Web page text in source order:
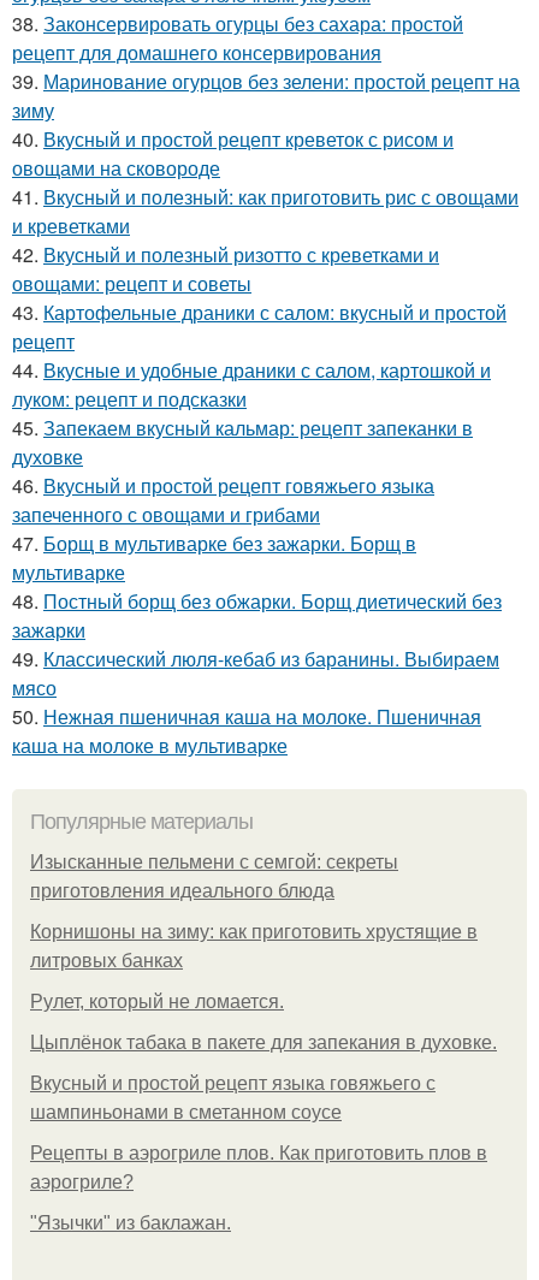
38. Законсервировать огурцы без сахара: простой
рецепт для домашнего консервирования
39. Маринование огурцов без зелени: простой рецепт на
зиму
40. Вкусный и простой рецепт креветок с рисом и
овощами на сковороде
41. Вкусный и полезный: как приготовить рис с овощами
и креветками
42. Вкусный и полезный ризотто с креветками и
овощами: рецепт и советы
43. Картофельные драники с салом: вкусный и простой
рецепт
44. Вкусные и удобные драники с салом, картошкой и
луком: рецепт и подсказки
45. Запекаем вкусный кальмар: рецепт запеканки в
духовке
46. Вкусный и простой рецепт говяжьего языка
запеченного с овощами и грибами
47. Борщ в мультиварке без зажарки. Борщ в
мультиварке
48. Постный борщ без обжарки. Борщ диетический без
зажарки
49. Классический люля-кебаб из баранины. Выбираем
мясо
50. Нежная пшеничная каша на молоке. Пшеничная
каша на молоке в мультиварке
Популярные материалы
Изысканные пельмени с семгой: секреты
приготовления идеального блюда
Корнишоны на зиму: как приготовить хрустящие в
литровых банках
Рулет, который не ломается.
Цыплёнок табака в пакете для запекания в духовке.
Вкусный и простой рецепт языка говяжьего с
шампиньонами в сметанном соусе
Рецепты в аэрогриле плов. Как приготовить плов в
аэрогриле?
"Язычки" из баклажан.